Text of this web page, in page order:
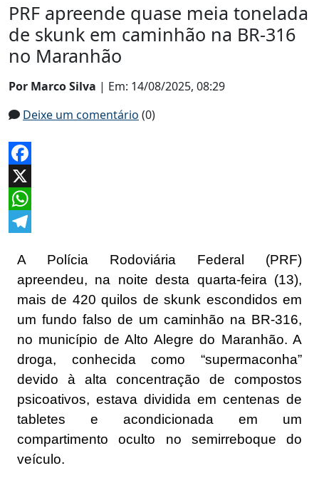
PRF apreende quase meia tonelada
de skunk em caminhão na BR-316
no Maranhão
Por Marco Silva | Em: 14/08/2025, 08:29
Deixe um comentário (0)
Facebook
X
WhatsApp
A Polícia Rodoviária Federal (PRF)
apreendeu, na noite desta quarta-feira (13),
mais de 420 quilos de skunk escondidos em
um fundo falso de um caminhão na BR-316,
no município de Alto Alegre do Maranhão. A
droga, conhecida como “supermaconha”
devido à alta concentração de compostos
psicoativos, estava dividida em centenas de
tabletes e acondicionada em um
compartimento oculto no semirreboque do
veículo.